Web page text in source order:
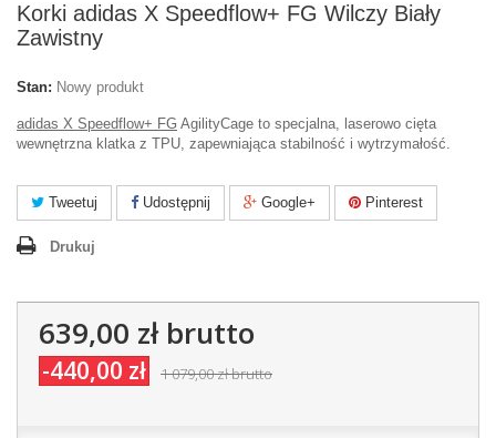
Korki adidas X Speedflow+ FG Wilczy Biały
Zawistny
Stan: Nowy produkt
adidas X Speedflow+ FG AgilityCage to specjalna, laserowo cięta
wewnętrzna klatka z TPU, zapewniająca stabilność i wytrzymałość.
Tweetuj Udostępnij Google+ Pinterest
Drukuj
639,00 złbrutto
-440,00 zł 1 079,00 złbrutto